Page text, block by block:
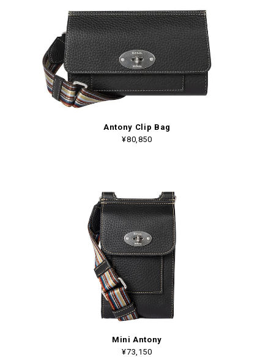
Antony Clip Bag
¥80,850
Mini Antony
¥73,150